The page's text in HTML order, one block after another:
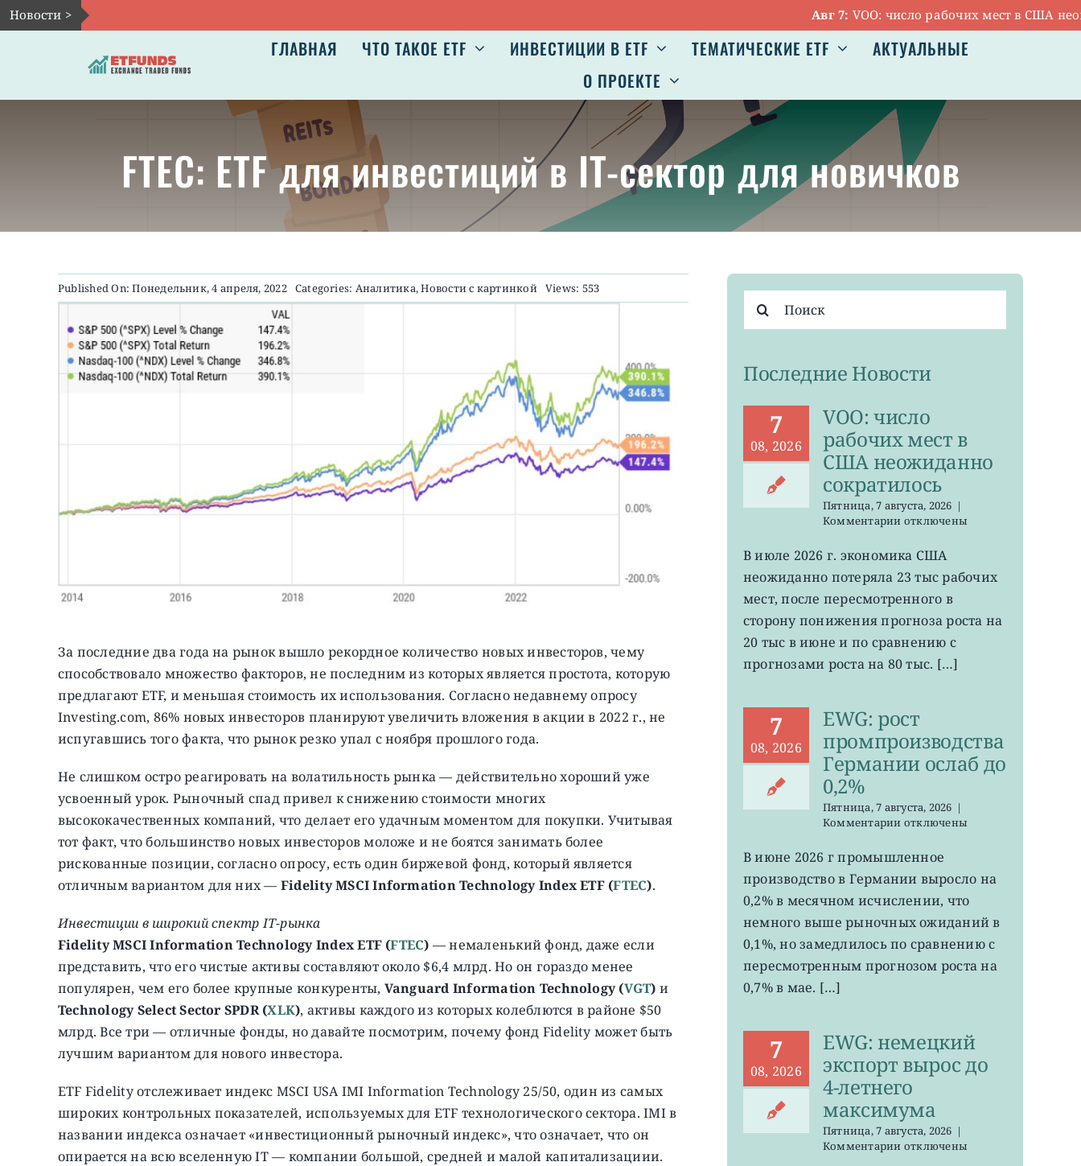
Skip
to
Новости > Авг 7:VOO: число рабочих мест в США
ГЛАВНАЯ ЧТО ТАКОЕ ETF ИНВЕСТИЦИИ В ETF ТЕМАТИЧЕСКИЕ ETF
АКТУАЛЬНЫЕ
О ПРОЕКТЕ
FTEC: ETF для инвестиций в IT-сектор для новичков
Published On: Понедельник, 4 апреля, 2022 Categories: Аналитика,Новости с картинкой Views: 553
За последние два года на рынок вышло рекордное количество новых инвесторов, чему
способствовало множество факторов, не последним из которых является простота, которую
предлагают ETF, и меньшая стоимость их использования. Согласно недавнему опросу
Investing.com, 86% новых инвесторов планируют увеличить вложения в акции в 2022 г., не
испугавшись того факта, что рынок резко упал с ноября прошлого года.
Не слишком остро реагировать на волатильность рынка — действительно хороший уже
усвоенный урок. Рыночный спад привел к снижению стоимости многих
высококачественных компаний, что делает его удачным моментом для покупки. Учитывая
тот факт, что большинство новых инвесторов моложе и не боятся занимать более
рискованные позиции, согласно опросу, есть один биржевой фонд, который является
отличным вариантом для них — Fidelity MSCI Information Technology Index ETF (FTEC).
Инвестиции в широкий спектр IТ-рынка
Fidelity MSCI Information Technology Index ETF (FTEC) — немаленький фонд, даже если
представить, что его чистые активы составляют около $6,4 млрд. Но он гораздо менее
популярен, чем его более крупные конкуренты, Vanguard Information Technology (VGT) и
Technology Select Sector SPDR (XLK), активы каждого из которых колеблются в районе $50
млрд. Все три — отличные фонды, но давайте посмотрим, почему фонд Fidelity может быть
лучшим вариантом для нового инвестора.
ETF Fidelity отслеживает индекс MSCI USA IMI Information Technology 25/50, один из самых
широких контрольных показателей, используемых для ETF технологического сектора. IMI в
названии индекса означает «инвестиционный рыночный индекс», что означает, что он
опирается на всю вселенную IТ — компании большой, средней и малой капитализациии.
поиска:
Последние Новости
7
08, 2026
VOO: число
рабочих мест в
США неожиданно
сократилось
Пятница, 7 августа, 2026 |
Комментариик
VOO:
рабочих
мест
США
неожиданно
сократилось
отключены
В июле 2026 г. экономика США
неожиданно потеряла 23 тыс рабочих
мест, после пересмотренного в
сторону понижения прогноза роста на
20 тыс в июне и по сравнению с
прогнозами роста на 80 тыс. […]
7
08, 2026
EWG: рост
промпроизводства
Германии ослаб до
0,2%
Пятница, 7 августа, 2026 |
Комментариик
EWG:
рост
промпроизводства
Германии
до
0,2%
отключены
В июне 2026 г промышленное
производство в Германии выросло на
0,2% в месячном исчислении, что
немного выше рыночных ожиданий в
0,1%, но замедлилось по сравнению с
пересмотренным прогнозом роста на
0,7% в мае. […]
7
08, 2026
EWG: немецкий
экспорт вырос до
4-летнего
максимума
Пятница, 7 августа, 2026 |
Комментариикотключены